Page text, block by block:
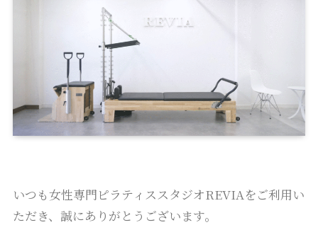
いつも女性専門ピラティススタジオREVIAをご利用い
ただき、誠にありがとうございます。